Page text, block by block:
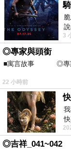
3
◎專家與頭銜
■寓言故事 ◎專
⊕潘
之谷」裡——
22 小時前
◎吉祥_041~042